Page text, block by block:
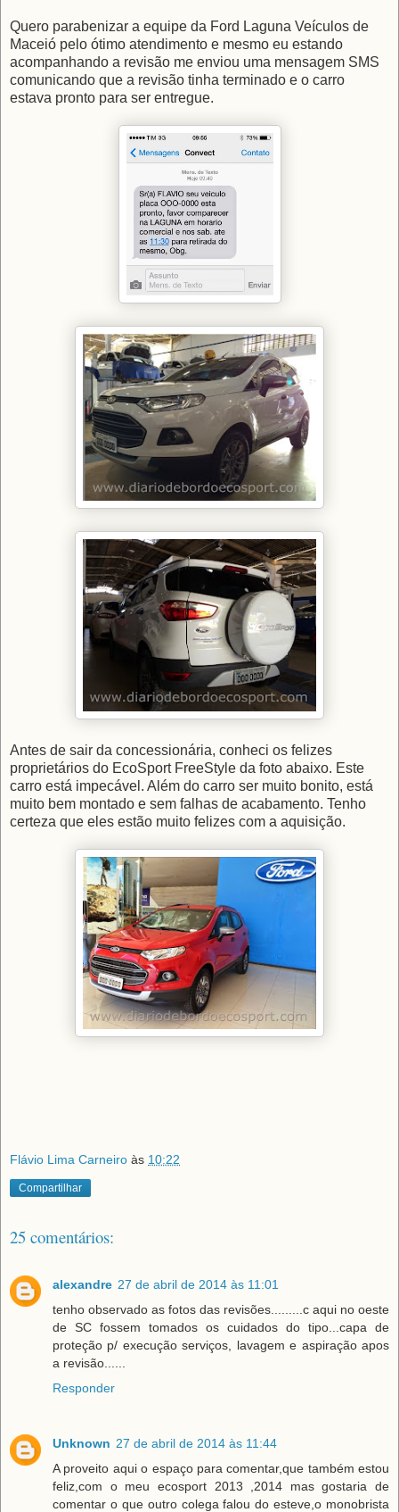
Quero parabenizar a equipe da Ford Laguna Veículos de
Maceió pelo ótimo atendimento e mesmo eu estando
acompanhando a revisão me enviou uma mensagem SMS
comunicando que a revisão tinha terminado e o carro
estava pronto para ser entregue.
Antes de sair da concessionária, conheci os felizes
proprietários do EcoSport FreeStyle da foto abaixo. Este
carro está impecável. Além do carro ser muito bonito, está
muito bem montado e sem falhas de acabamento. Tenho
certeza que eles estão muito felizes com a aquisição.
Flávio Lima Carneiro às 10:22
Compartilhar
25 comentários:
alexandre 27 de abril de 2014 às 11:01
tenho observado as fotos das revisões.........c aqui no oeste
de SC fossem tomados os cuidados do tipo...capa de
proteção p/ execução serviços, lavagem e aspiração apos
a revisão......
Responder
Unknown 27 de abril de 2014 às 11:44
A proveito aqui o espaço para comentar,que também estou
feliz,com o meu ecosport 2013 ,2014 mas gostaria de
comentar o que outro colega falou do esteve,o monobrista